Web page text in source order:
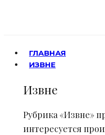
ГЛАВНАЯ
ИЗВНЕ
Извне
Рубрика «Извне»
интересуется